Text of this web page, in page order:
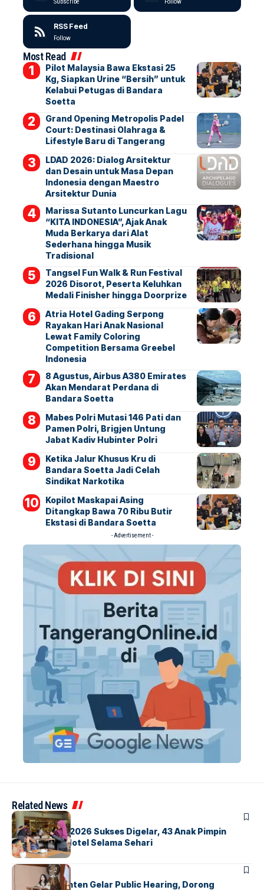
RSS Feed
Follow
Most Read
Pilot Malaysia Bawa Ekstasi 25
Kg, Siapkan Urine “Bersih” untuk
Kelabui Petugas di Bandara
Soetta
Grand Opening Metropolis Padel
Court: Destinasi Olahraga &
Lifestyle Baru di Tangerang
LDAD 2026: Dialog Arsitektur
dan Desain untuk Masa Depan
Indonesia dengan Maestro
Arsitektur Dunia
Marissa Sutanto Luncurkan Lagu
“KITA INDONESIA”, Ajak Anak
Muda Berkarya dari Alat
Sederhana hingga Musik
Tradisional
Tangsel Fun Walk & Run Festival
2026 Disorot, Peserta Keluhkan
Medali Finisher hingga Doorprize
Atria Hotel Gading Serpong
Rayakan Hari Anak Nasional
Lewat Family Coloring
Competition Bersama Greebel
Indonesia
8 Agustus, Airbus A380 Emirates
Akan Mendarat Perdana di
Bandara Soetta
Mabes Polri Mutasi 146 Pati dan
Pamen Polri, Brigjen Untung
Jabat Kadiv Hubinter Polri
Ketika Jalur Khusus Kru di
Bandara Soetta Jadi Celah
Sindikat Narkotika
Kopilot Maskapai Asing
Ditangkap Bawa 70 Ribu Butir
Ekstasi di Bandara Soetta
- Advertisement -
Related News
BERITAINDEX
GM For A Day 2026 Sukses Digelar, 43 Anak Pimpin
Operasional Hotel Selama Sehari
BANDARA BERITA
Karantina Banten Gelar Public Hearing, Dorong